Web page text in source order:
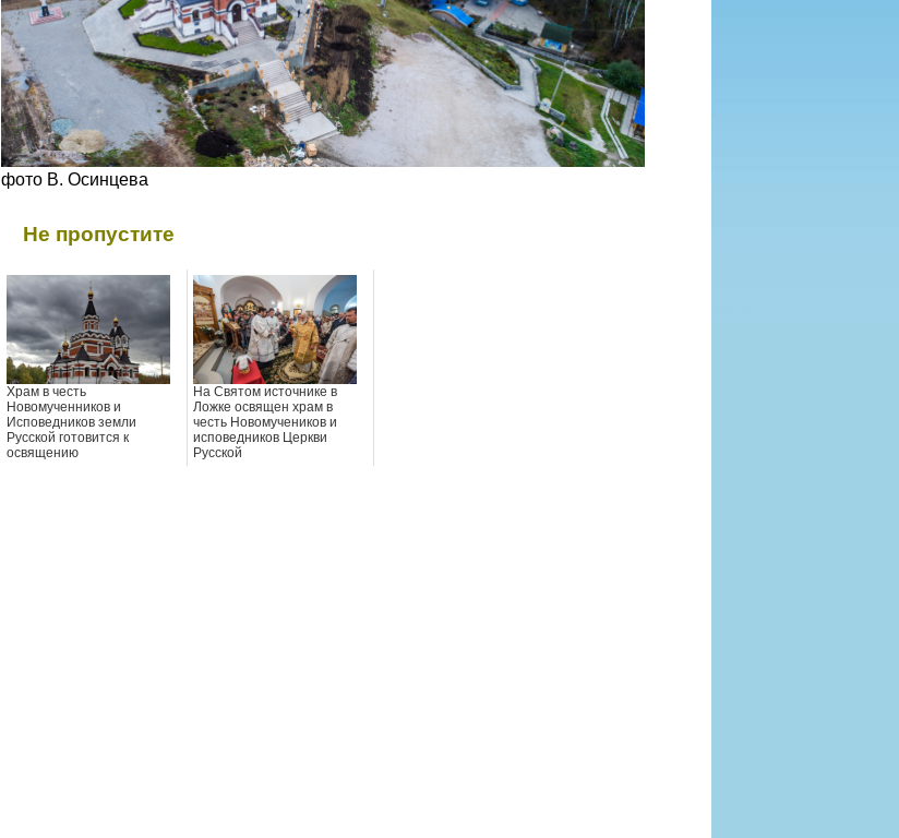
фото В. Осинцева
Не пропустите
Храм в честь
Новомученников и
Исповедников земли
Русской готовится к
освящению
На Святом источнике в
Ложке освящен храм в
честь Новомучеников и
исповедников Церкви
Русской